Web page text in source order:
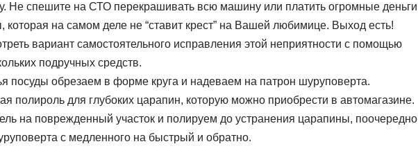
Не спешите на СТО перекрашивать всю машину или платить огромные деньги
которая на самом деле не “ставит крест” на Вашей любимице. Выход есть!
вариант самостоятельного исправления этой неприятности с помощью
подручных средств.
посуды обрезаем в форме круга и надеваем на патрон шуруповерта.
полироль для глубоких царапин, которую можно приобрести в автомагазине.
на поврежденный участок и полируем до устранения царапины, поочередно
с медленного на быстрый и обратно.